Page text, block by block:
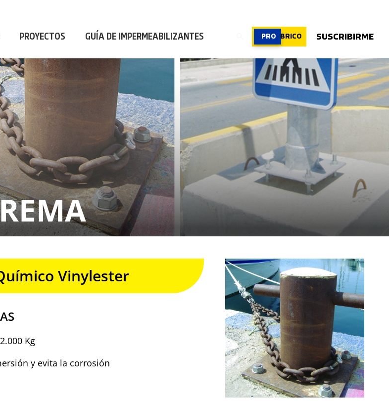
PROYECTOS GUÍA DE IMPERMEABILIZANTES PRO BRICO SUSCRIBIRME
Vinylester
Kg
y evita la corrosión